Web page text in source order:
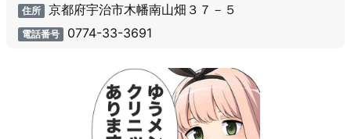
住所 京都府宇治市木幡南山畑３７－５
電話番号 0774-33-3691